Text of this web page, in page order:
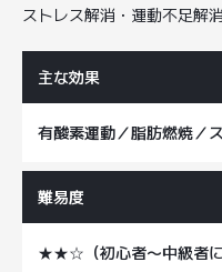
ストレス解消・運動不足解
主な効果
有酸素運動／脂肪燃焼／
難易度
★★☆（初心者〜中級者に